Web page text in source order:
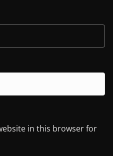
in this browser for